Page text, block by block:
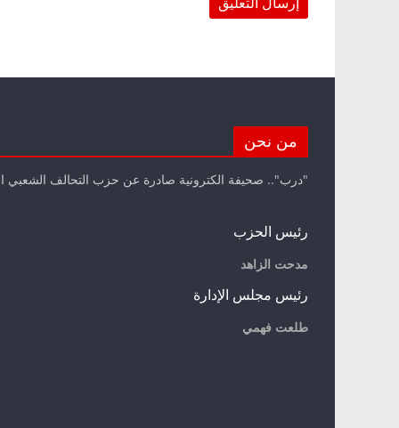
من نحن
"درب".. صحيفة الكترونية صادرة عن حزب التحالف الشعبي
رئيس الحزب
مدحت الزاهد
رئيس مجلس الإدارة
طلعت فهمي